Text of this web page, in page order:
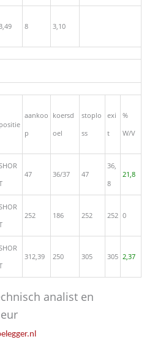
8 3,10
positie
aankoo
p
koersd
oel
stoplo
ss
exi
t
%
W/V
47 36/37 47
36,
8
21,8
252 186 252 252 0
312,39 250 305 305 2,37
analist en